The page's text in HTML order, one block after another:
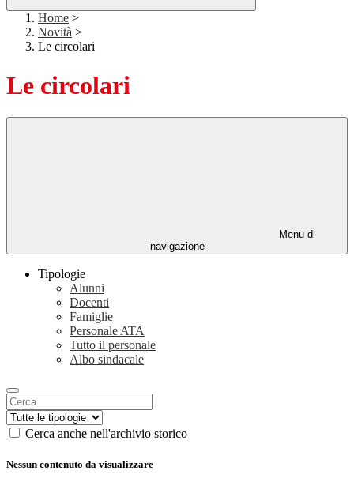
Home >
Novità >
Le circolari
Le circolari
Menu di
navigazione
Tipologie
Alunni
Docenti
Famiglie
Personale ATA
Tutto il personale
Albo sindacale
Cerca anche nell'archivio storico
Nessun contenuto da visualizzare